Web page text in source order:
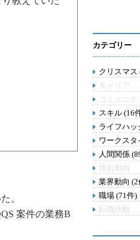
。
案件の業務B
カテゴリー
クリスマス
キャリア
コミュニテ
スキル (16
ライフハッ
ワークスタ
人間関係
技術動向
業界動向 (2
職場 (71件)
転職活動